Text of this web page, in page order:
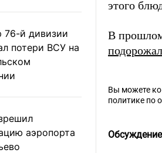
76-й дивизии
потери ВСУ на
аэропорта
этого
В
подорожал
Вы можете
политике по